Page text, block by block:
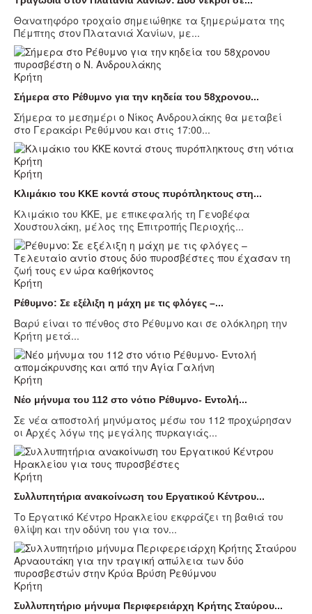
Θανατηφόρο τροχαίο σημειώθηκε τα ξημερώματα της
Πέμπτης στον Πλατανιά Χανίων, με...
Κρήτη
Σήμερα στο Ρέθυμνο για την κηδεία του 58χρονου...
Σήμερα το μεσημέρι ο Νίκος Ανδρουλάκης θα μεταβεί
στο Γερακάρι Ρεθύμνου και στις 17:00...
Κρήτη
Κλιμάκιο του ΚΚΕ κοντά στους πυρόπληκτους στη...
Κλιμάκιο του ΚΚΕ, με επικεφαλής τη Γενοβέφα
Χουστουλάκη, μέλος της Επιτροπής Περιοχής...
Κρήτη
Ρέθυμνο: Σε εξέλιξη η μάχη με τις φλόγες –...
Βαρύ είναι το πένθος στο Ρέθυμνο και σε ολόκληρη την
Κρήτη μετά...
Κρήτη
Νέο μήνυμα του 112 στο νότιο Ρέθυμνο- Εντολή...
Σε νέα αποστολή μηνύματος μέσω του 112 προχώρησαν
οι Αρχές λόγω της μεγάλης πυρκαγιάς...
Κρήτη
Συλλυπητήρια ανακοίνωση του Εργατικού Κέντρου...
Το Εργατικό Κέντρο Ηρακλείου εκφράζει τη βαθιά του
θλίψη και την οδύνη του για τον...
Κρήτη
Συλλυπητήριο μήνυμα Περιφερειάρχη Κρήτης Σταύρου...